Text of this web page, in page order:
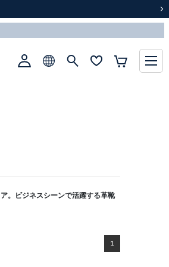
。ビジネスシーンで活躍する革靴
1